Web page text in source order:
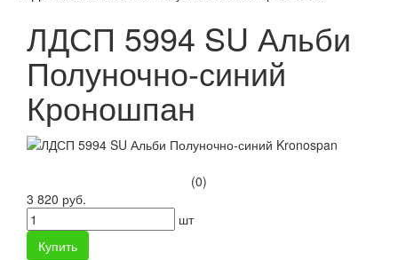
ЛДСП 5994 SU Альби
Полуночно-синий
Кроношпан
(0)
3 820 руб.
шт
Купить